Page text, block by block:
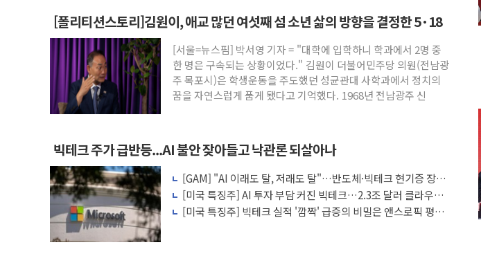
[폴리티션스토리]김원이, 애교 많던 여섯째 섬 소년 삶의 방향을 결정한 5·18
[서울=뉴스핌] 박서영 기자 = "대학에 입학하니 학과에서 2명 중
한 명은 구속되는 상황이었다." 김원이 더불어민주당 의원(전남광
주 목포시)은 학생운동을 주도했던 성균관대 사학과에서 정치의
꿈을 자연스럽게 품게 됐다고 기억했다. 1968년 전남광주 신
빅테크 주가 급반등...AI 불안 잦아들고 낙관론 되살아나
[GAM] "AI 이래도 탈, 저래도 탈"…반도체·빅테크 현기증 장세,
왜?
[미국 특징주] AI 투자 부담 커진 빅테크…2.3조 달러 클라우드
수주가 버팀목
[미국 특징주] 빅테크 실적 '깜짝' 급증의 비밀은 앤스로픽 평가